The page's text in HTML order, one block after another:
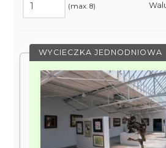
(max. 8)
WYCIECZKA JEDNODNIOWA